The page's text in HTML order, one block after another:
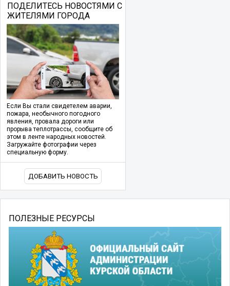
ПОДЕЛИТЕСЬ НОВОСТЯМИ С
ЖИТЕЛЯМИ ГОРОДА
Если Вы стали свидетелем аварии,
пожара, необычного погодного
явления, провала дороги или
прорыва теплотрассы, сообщите об
этом в ленте народных новостей.
Загружайте фотографии через
специальную форму.
ДОБАВИТЬ НОВОСТЬ
ПОЛЕЗНЫЕ РЕСУРСЫ